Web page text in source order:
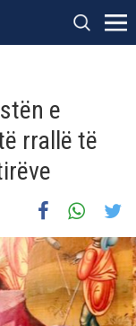
e
rrallë të